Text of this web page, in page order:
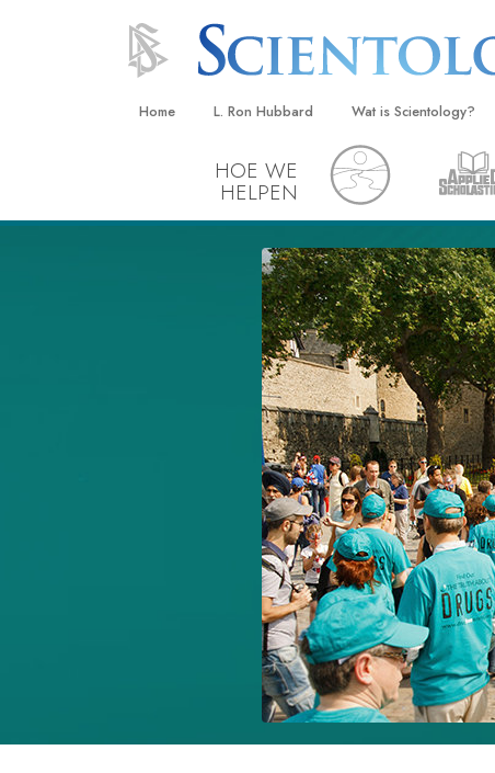
Home L. Ron Hubbard Wat is Scientology?
Overtuigingen &
De Credo’s en
Wat scientologen
Scientology
Maak kennis met een
Binnen in een Kerk
De Grondbeginselen
Een Inleiding tot
Liefde en Haat –
Wat is Grootheid?
HOE WE
HELPEN